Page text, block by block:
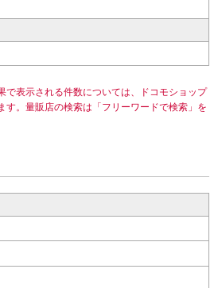
で表示される件数については、ドコモショップ
す。量販店の検索は「フリーワードで検索」を